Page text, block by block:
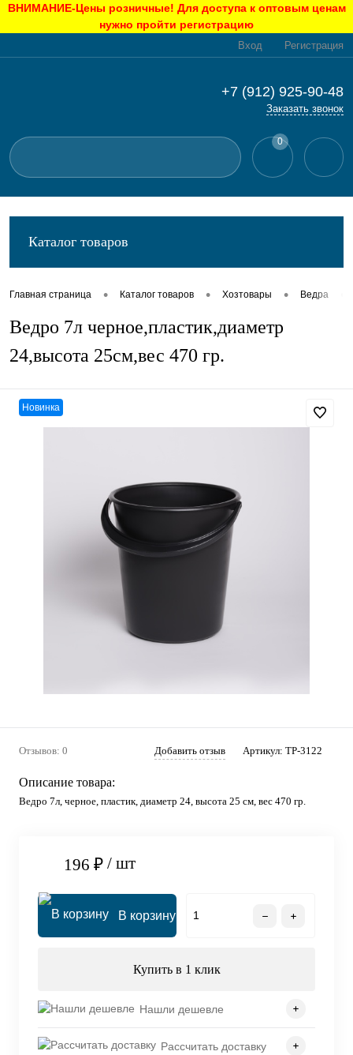
ВНИМАНИЕ-Цены розничные! Для доступа к оптовым ценам
нужно пройти регистрацию
Вход Регистрация
+7 (912) 925-90-48
Заказать звонок
0
Каталог товаров
Главная страница • Каталог товаров • Хозтовары • Ведра
Ведро 7л черное,пластик,диаметр
24,высота 25см,вес 470 гр.
Новинка
Отзывов: 0 Добавить отзыв Артикул: TP-3122
Описание товара:
Ведро 7л, черное, пластик, диаметр 24, высота 25 см, вес 470 гр.
196 ₽ / шт
В корзину
Купить в 1 клик
Нашли дешевле
Рассчитать доставку